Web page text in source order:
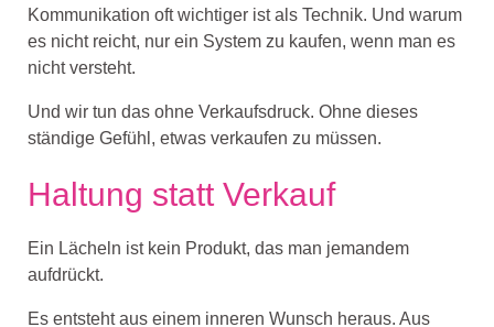
Kommunikation oft wichtiger ist als Technik. Und warum
es nicht reicht, nur ein System zu kaufen, wenn man es
nicht versteht.
Und wir tun das ohne Verkaufsdruck. Ohne dieses
ständige Gefühl, etwas verkaufen zu müssen.
Haltung statt Verkauf
Ein Lächeln ist kein Produkt, das man jemandem
aufdrückt.
Es entsteht aus einem inneren Wunsch heraus. Aus